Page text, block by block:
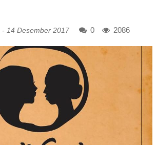
- 14 Desember 2017 0 2086